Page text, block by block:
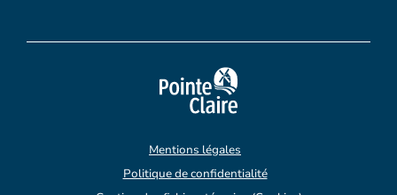
Mentions légales
Politique de confidentialité